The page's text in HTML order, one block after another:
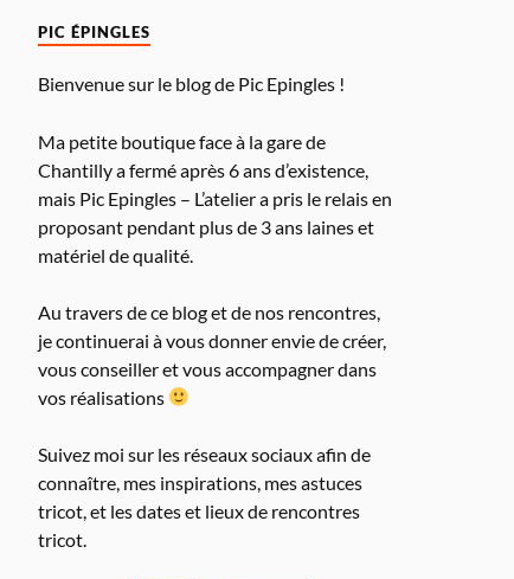
PIC ÉPINGLES
Bienvenue sur le blog de Pic Epingles !
Ma petite boutique face à la gare de
Chantilly a fermé après 6 ans d’existence,
mais Pic Epingles – L’atelier a pris le relais en
proposant pendant plus de 3 ans laines et
matériel de qualité.
Au travers de ce blog et de nos rencontres,
je continuerai à vous donner envie de créer,
vous conseiller et vous accompagner dans
vos réalisations
Suivez moi sur les réseaux sociaux afin de
connaître, mes inspirations, mes astuces
tricot, et les dates et lieux de rencontres
tricot.